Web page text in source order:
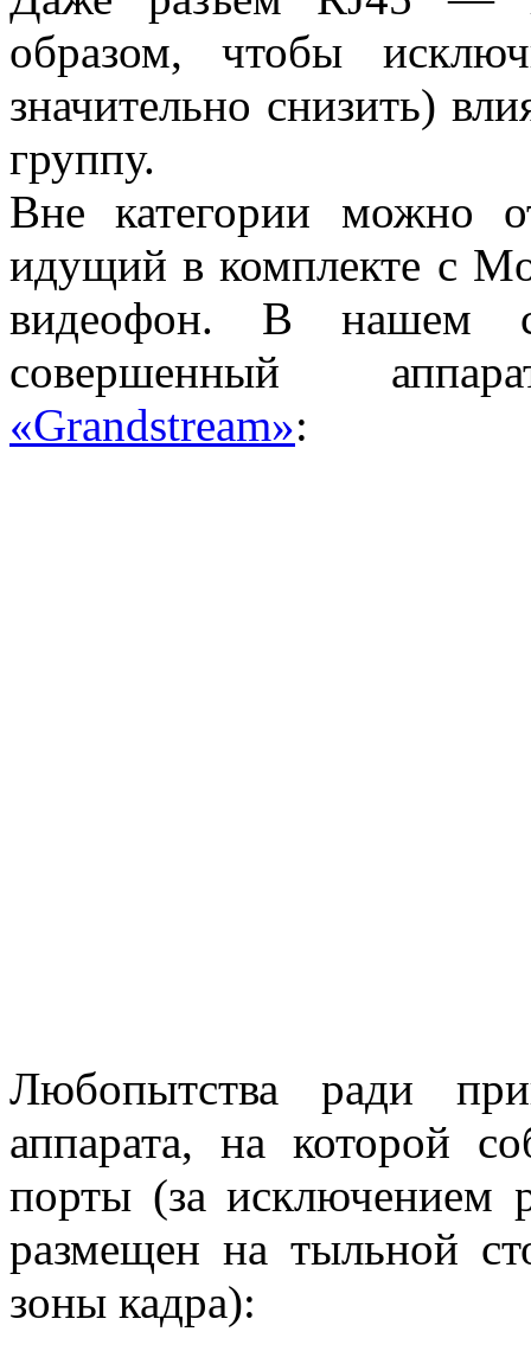
образом, чтобы
значительно снизить)
группу.
Вне категории можно
идущий в комплекте с
видеофон. В нашем
совершенный
«Grandstream»:
Любопытства ради
аппарата, на которой
порты (за исключением
размещен на тыльной
зоны кадра):